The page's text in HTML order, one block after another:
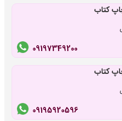
کتاب
09197349200
کتاب
09195920596